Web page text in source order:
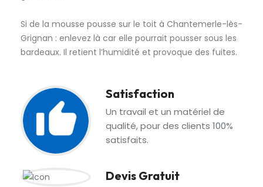
Si de la mousse pousse sur le toit à Chantemerle-lès-
Grignan : enlevez là car elle pourrait pousser sous les
bardeaux. Il retient l’humidité et provoque des fuites.
Satisfaction
Un travail et un matériel de
qualité, pour des clients 100%
satisfaits.
Devis Gratuit